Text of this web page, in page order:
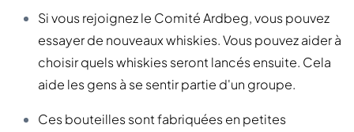
Si vous rejoignez le Comité Ardbeg, vous pouvez
essayer de nouveaux whiskies. Vous pouvez aider à
choisir quels whiskies seront lancés ensuite. Cela
aide les gens à se sentir partie d'un groupe.
Ces bouteilles sont fabriquées en petites